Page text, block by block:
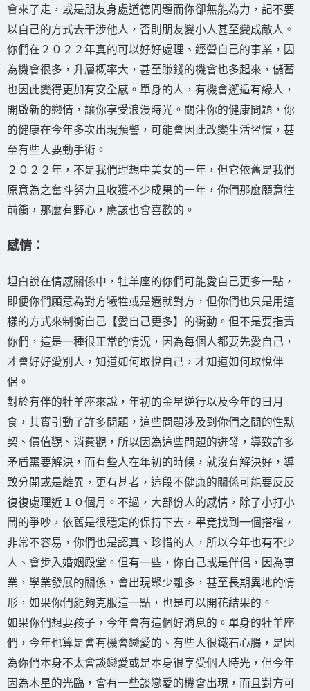
會來了走，或是朋友身處道德問題而你卻無能為力，記不要
以自己的方式去干涉他人，否則朋友變小人甚至變成敵人。
你們在２０２２年真的可以好好處理、經營自己的事業，因
為機會很多，升層概率大，甚至賺錢的機會也多起來，儲蓄
也因此變得更加有安全感。單身的人，有機會邂逅有緣人，
開啟新的戀情，讓你享受浪漫時光。關注你的健康問題，你
的健康在今年多次出現預警，可能會因此改變生活習慣，甚
至有些人要動手術。
２０２２年，不是我們理想中美女的一年，但它依舊是我們
原意為之奮斗努力且收獲不少成果的一年，你們那麼願意往
前衝，那麼有野心，應該也會喜歡的。
感情：
坦白說在情感關係中，牡羊座的你們可能愛自己更多一點，
即便你們願意為對方犧牲或是遷就對方，但你們也只是用這
樣的方式來制衡自己【愛自己更多】的衝動。但不是要指責
你們，這是一種很正常的情況，因為每個人都要先愛自己，
才會好好愛別人，知道如何取悅自己，才知道如何取悅伴
侶。
對於有伴的牡羊座來說，年初的金星逆行以及今年的日月
食，其實引動了許多問題，這些問題涉及到你們之間的性默
契、價值觀、消費觀，所以因為這些問題的迸發，導致許多
矛盾需要解決，而有些人在年初的時候，就沒有解決好，導
致分開或是離異，更有甚者，這段不健康的關係可能要反反
復復處理近１０個月。不過，大部份人的感情，除了小打小
鬧的爭吵，依舊是很穩定的保持下去，畢竟找到一個搭檔，
非常不容易，你們也是認真、珍惜的人，所以今年也有不少
人、會步入婚姻殿堂。但有一些，你自己或是伴侶，因為事
業，學業發展的關係，會出現聚少離多，甚至長期異地的情
形，如果你們能夠克服這一點，也是可以開花結果的。
如果你們想要孩子，今年會有這個好消息的。單身的牡羊座
們，今年也算是會有機會戀愛的、有些人很鐵石心腸，是因
為你們本身不太會談戀愛或是本身很享受個人時光，但今年
因為木星的光臨，會有一些談戀愛的機會出現，而且對方可